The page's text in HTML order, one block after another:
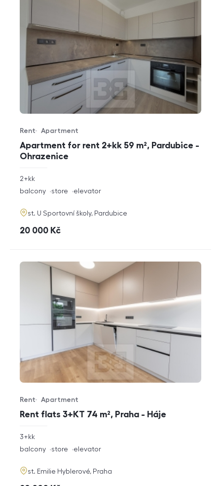
Apartment for rent 2+kk 59 m², Pardubice -
Ohrazenice
Offer type
Rent
Property type
Apartment
rozměry
disposition
2+kk
funkce
balcony store elevator
adresa
st. U Sportovní školy, Pardubice
cena
20 000 Kč
Rent flats 3+KT 74 m², Praha - Háje
Offer type
Rent
Property type
Apartment
rozměry
3+kk
funkce
balcony store elevator
adresa
st. Emilie Hyblerové, Praha